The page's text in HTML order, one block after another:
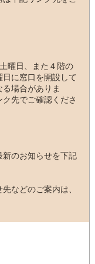
曜日、また４階の
に窓口を開設して
場合がありま
先でご確認くださ
新のお知らせを下記
などのご案内は、